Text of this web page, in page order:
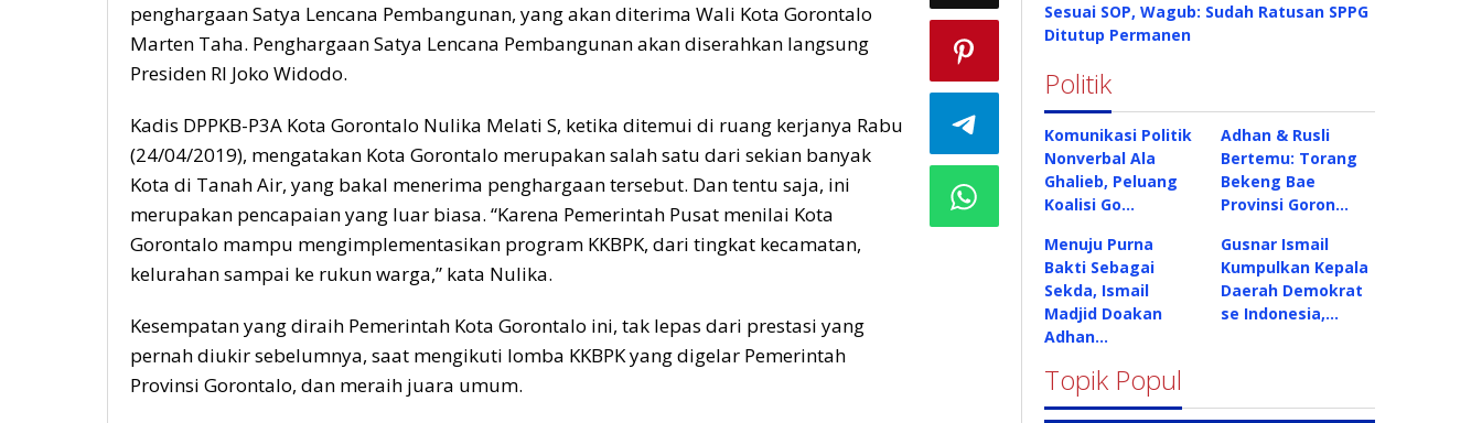
penghargaan Satya Lencana Pembangunan, yang akan diterima Wali Kota Gorontalo
Marten Taha. Penghargaan Satya Lencana Pembangunan akan diserahkan langsung
Presiden RI Joko Widodo.
Kadis DPPKB-P3A Kota Gorontalo Nulika Melati S, ketika ditemui di ruang kerjanya Rabu
(24/04/2019), mengatakan Kota Gorontalo merupakan salah satu dari sekian banyak
Kota di Tanah Air, yang bakal menerima penghargaan tersebut. Dan tentu saja, ini
merupakan pencapaian yang luar biasa. “Karena Pemerintah Pusat menilai Kota
Gorontalo mampu mengimplementasikan program KKBPK, dari tingkat kecamatan,
kelurahan sampai ke rukun warga,” kata Nulika.
Kesempatan yang diraih Pemerintah Kota Gorontalo ini, tak lepas dari prestasi yang
pernah diukir sebelumnya, saat mengikuti lomba KKBPK yang digelar Pemerintah
Provinsi Gorontalo, dan meraih juara umum.
Sesuai SOP, Wagub: Sudah Ratusan SPPG
Ditutup Permanen
Politik
Komunikasi Politik
Nonverbal Ala
Ghalieb, Peluang
Koalisi Go…
Adhan & Rusli
Bertemu: Torang
Bekeng Bae
Provinsi Goron…
Menuju Purna
Bakti Sebagai
Sekda, Ismail
Madjid Doakan
Adhan…
Gusnar Ismail
Kumpulkan Kepala
Daerah Demokrat
se Indonesia,…
Topik Popul